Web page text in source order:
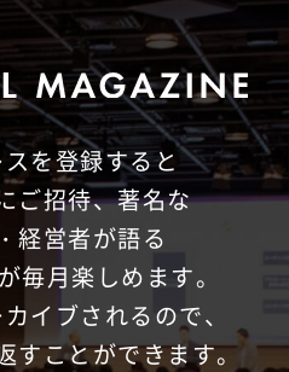
を登録すると
ご招待、著名な
経営者が語る
が毎月楽しめます。
イブされるので、
すことができます。